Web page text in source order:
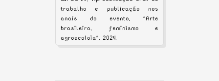
trabalho e publicação nos
anais do evento, "Arte
brasileira, feminismo e
agroecoloia", 2024.